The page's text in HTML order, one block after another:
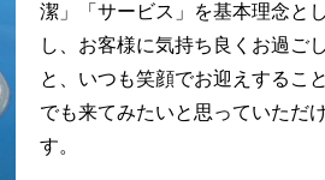
潔」「サービス」を基本理念と
し、お客様に気持ち良くお過ご
と、いつも笑顔でお迎えするこ
でも来てみたいと思っていただ
す。